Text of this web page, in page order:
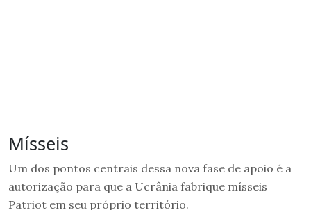
Mísseis
Um dos pontos centrais dessa nova fase de apoio é a
autorização para que a Ucrânia fabrique mísseis
Patriot em seu próprio território.